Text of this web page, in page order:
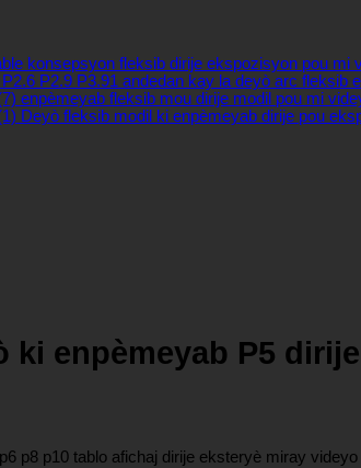
konsepsyon fleksib dirije ekspozisyon pou mi
P2.6 P2.9 P3.91 andedan kay la deyò arc fleksib
enpèmeyab fleksib mou dirije modil pou mi
Deyò fleksib modil ki enpèmeyab dirije pou
ki enpèmeyab P5
p8 p10 tablo afichaj dirije eksteryè miray